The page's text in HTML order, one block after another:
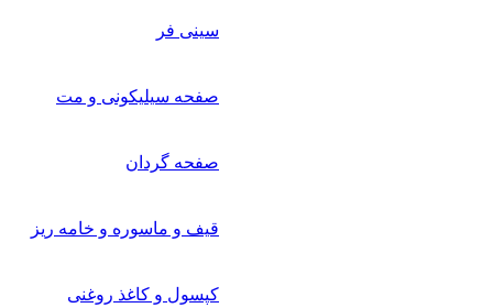
سینی فر
صفحه سیلیکونی و مت
صفحه گردان
قیف و ماسوره و خامه ریز
کپسول و کاغذ روغنی